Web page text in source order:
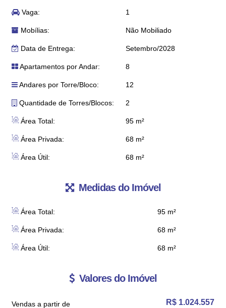
Vaga: 1
Mobílias: Não Mobiliado
Data de Entrega: Setembro/2028
Apartamentos por Andar: 8
Andares por Torre/Bloco: 12
Quantidade de Torres/Blocos: 2
Área Total: 95 m²
Área Privada: 68 m²
Área Útil: 68 m²
Medidas do Imóvel
Área Total: 95 m²
Área Privada: 68 m²
Área Útil: 68 m²
Valores do Imóvel
R$ 1.024.557
Vendas a partir de